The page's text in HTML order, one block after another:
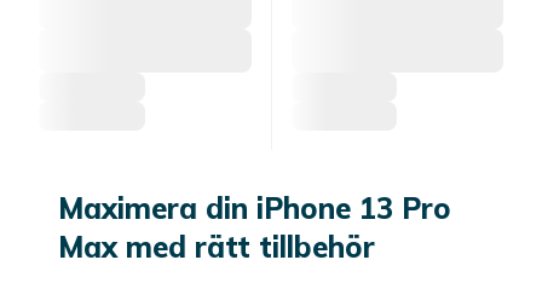
Maximera din iPhone 13 Pro
Max med rätt tillbehör